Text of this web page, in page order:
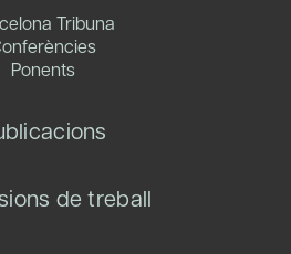
Tribuna
Ponents
de treball